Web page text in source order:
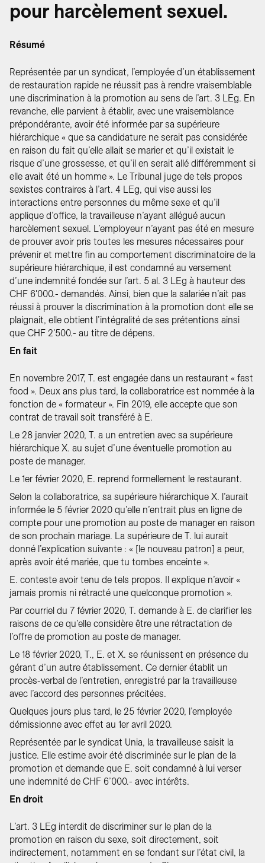
pour harcèlement sexuel.
Résumé
Représentée par un syndicat, l’employée d’un établissement
de restauration rapide ne réussit pas à rendre vraisemblable
une discrimination à la promotion au sens de l’art. 3 LEg. En
revanche, elle parvient à établir, avec une vraisemblance
prépondérante, avoir été informée par sa supérieure
hiérarchique « que sa candidature ne serait pas considérée
en raison du fait qu’elle allait se marier et qu’il existait le
risque d’une grossesse, et qu’il en serait allé différemment si
elle avait été un homme ». Le Tribunal juge de tels propos
sexistes contraires à l’art. 4 LEg, qui vise aussi les
interactions entre personnes du même sexe et qu’il
applique d’office, la travailleuse n’ayant allégué aucun
harcèlement sexuel. L’employeur n’ayant pas été en mesure
de prouver avoir pris toutes les mesures nécessaires pour
prévenir et mettre fin au comportement discriminatoire de la
supérieure hiérarchique, il est condamné au versement
d’une indemnité fondée sur l’art. 5 al. 3 LEg à hauteur des
CHF 6'000.- demandés. Ainsi, bien que la salariée n’ait pas
réussi à prouver la discrimination à la promotion dont elle se
plaignait, elle obtient l’intégralité de ses prétentions ainsi
que CHF 2'500.- au titre de dépens.
En fait
En novembre 2017, T. est engagée dans un restaurant « fast
food ». Deux ans plus tard, la collaboratrice est nommée à la
fonction de « formateur ». Fin 2019, elle accepte que son
contrat de travail soit transféré à E.
Le 28 janvier 2020, T. a un entretien avec sa supérieure
hiérarchique X. au sujet d’une éventuelle promotion au
poste de manager.
Le 1er février 2020, E. reprend formellement le restaurant.
Selon la collaboratrice, sa supérieure hiérarchique X. l’aurait
informée le 5 février 2020 qu’elle n’entrait plus en ligne de
compte pour une promotion au poste de manager en raison
de son prochain mariage. La supérieure de T. lui aurait
donné l’explication suivante : « [le nouveau patron] a peur,
après avoir été mariée, que tu tombes enceinte ».
E. conteste avoir tenu de tels propos. Il explique n’avoir «
jamais promis ni rétracté une quelconque promotion ».
Par courriel du 7 février 2020, T. demande à E. de clarifier les
raisons de ce qu’elle considère être une rétractation de
l’offre de promotion au poste de manager.
Le 18 février 2020, T., E. et X. se réunissent en présence du
gérant d’un autre établissement. Ce dernier établit un
procès-verbal de l’entretien, enregistré par la travailleuse
avec l’accord des personnes précitées.
Quelques jours plus tard, le 25 février 2020, l’employée
démissionne avec effet au 1er avril 2020.
Représentée par le syndicat Unia, la travailleuse saisit la
justice. Elle estime avoir été discriminée sur le plan de la
promotion et demande que E. soit condamné à lui verser
une indemnité de CHF 6’000.- avec intérêts.
En droit
L’art. 3 LEg interdit de discriminer sur le plan de la
promotion en raison du sexe, soit directement, soit
indirectement, notamment en se fondant sur l’état civil, la